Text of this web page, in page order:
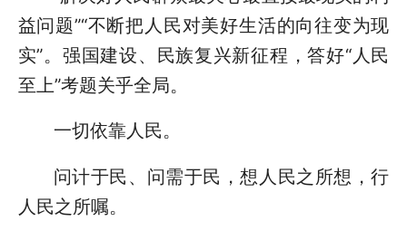
益问题”“不断把人民对美好生活的向往变为现
实”。强国建设、民族复兴新征程，答好“人民
至上”考题关乎全局。
一切依靠人民。
问计于民、问需于民，想人民之所想，行
人民之所嘱。